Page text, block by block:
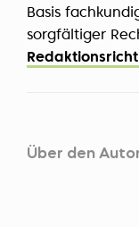
Basis
sorgfältiger
Über den